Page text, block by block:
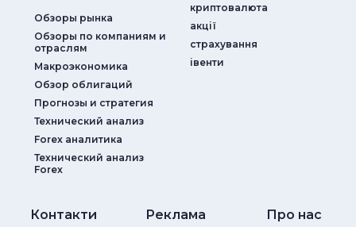
Обзоры рынка
Обзоры по компаниям и
отраслям
Макроэкономика
Обзор облигаций
Прогнозы и стратегия
Технический анализ
Forex аналитика
Технический анализ
Forex
криптовалюта
акції
страхування
iвенти
Контакти Реклама Про нас